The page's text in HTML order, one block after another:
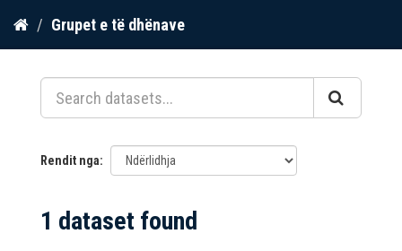
Kalo
përmbajtja
Grupet e të dhënave
Rendit nga
1 dataset found